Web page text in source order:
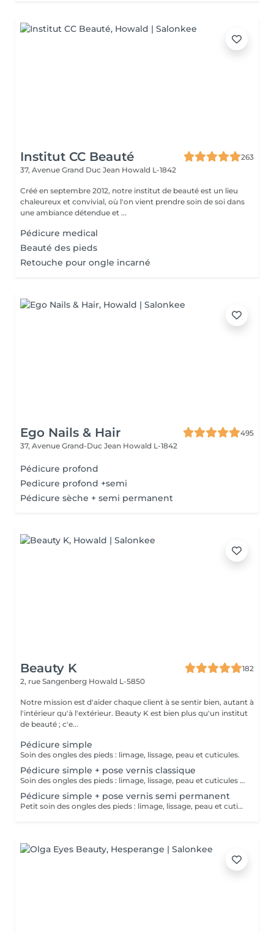
Institut CC Beauté
263
37, Avenue Grand Duc Jean Howald L-1842
Créé en septembre 2012, notre institut de beauté est un lieu
chaleureux et convivial, où l'on vient prendre soin de soi dans
une ambiance détendue et ...
Pédicure medical
Beauté des pieds
Retouche pour ongle incarné
Ego Nails & Hair
495
37, Avenue Grand-Duc Jean Howald L-1842
Pédicure profond
Pedicure profond +semi
Pédicure sèche + semi permanent
Beauty K
182
2, rue Sangenberg Howald L-5850
Notre mission est d'aider chaque client à se sentir bien, autant à
l'intérieur qu'à l'extérieur. Beauty K est bien plus qu'un institut
de beauté ; c'e...
Pédicure simple
Soin des ongles des pieds : limage, lissage, peau et cuticules.
Pédicure simple + pose vernis classique
Soin des ongles des pieds : limage, lissage, peau et cuticules + pose vernis classique
Pédicure simple + pose vernis semi permanent
Petit soin des ongles des pieds : limage, lissage, peau et cuticules + Pose & (dépose si besoin) d'un vernis semi-permanent